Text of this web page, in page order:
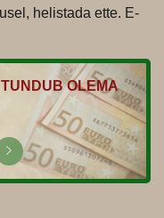
helistada ette. E-
TUNDUB OLEMA